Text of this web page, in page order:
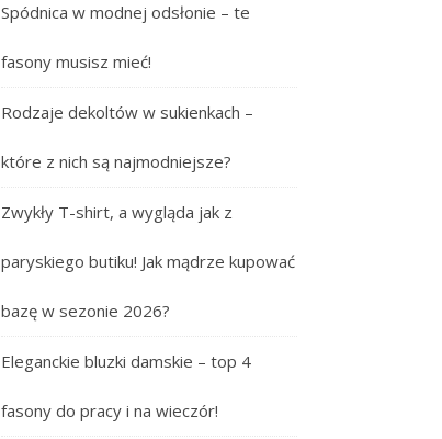
Spódnica w modnej odsłonie – te
fasony musisz mieć!
Rodzaje dekoltów w sukienkach –
które z nich są najmodniejsze?
Zwykły T-shirt, a wygląda jak z
paryskiego butiku! Jak mądrze kupować
bazę w sezonie 2026?
Eleganckie bluzki damskie – top 4
fasony do pracy i na wieczór!